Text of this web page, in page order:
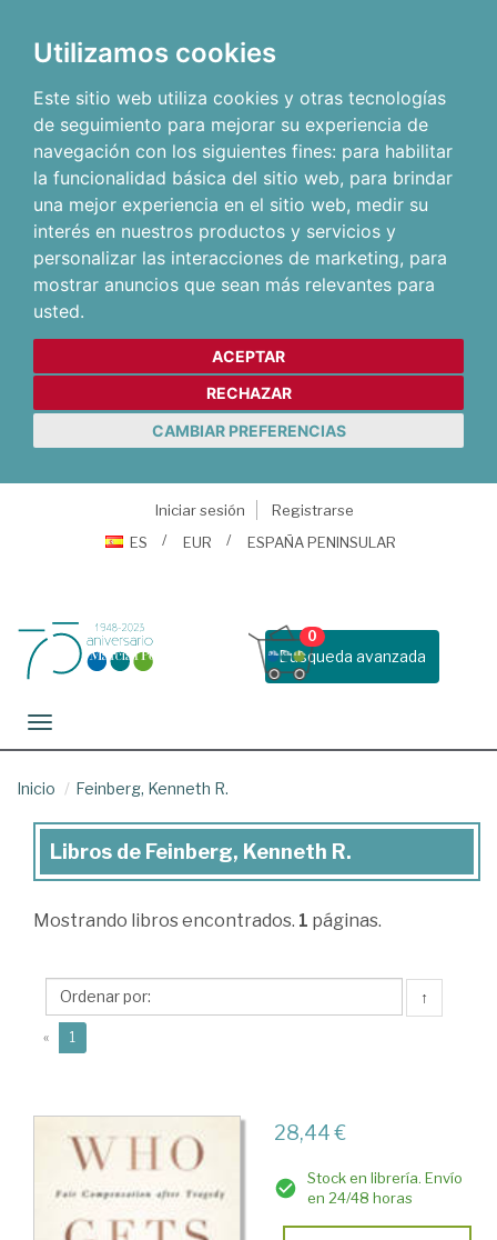
Utilizamos cookies
Este sitio web utiliza cookies y otras tecnologías
de seguimiento para mejorar su experiencia de
navegación con los siguientes fines: para habilitar
la funcionalidad básica del sitio web, para brindar
una mejor experiencia en el sitio web, medir su
interés en nuestros productos y servicios y
personalizar las interacciones de marketing, para
mostrar anuncios que sean más relevantes para
usted.
ACEPTAR
RECHAZAR
CAMBIAR PREFERENCIAS
Iniciar sesión
Registrarse
ES
EUR ESPAÑA PENINSULAR
Busqueda avanzada
0
Toggle navigation
Inicio Feinberg, Kenneth R.
Libros
Feinberg,
Libros de Feinberg, Kenneth R.
Mostrando libros encontrados. 1 páginas.
↑
« 1
28,44 €
Stock en librería. Envío
en 24/48 horas